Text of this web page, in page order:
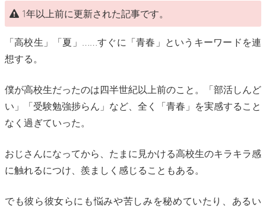
1年以上前に更新された記事です。
「高校生」「夏」……すぐに「青春」というキーワードを連
想する。
僕が高校生だったのは四半世紀以上前のこと。「部活しんど
い」「受験勉強捗らん」など、全く「青春」を実感すること
なく過ぎていった。
おじさんになってから、たまに見かける高校生のキラキラ感
に触れるにつけ、羨ましく感じることもある。
でも彼ら彼女らにも悩みや苦しみを秘めていたり、あるい